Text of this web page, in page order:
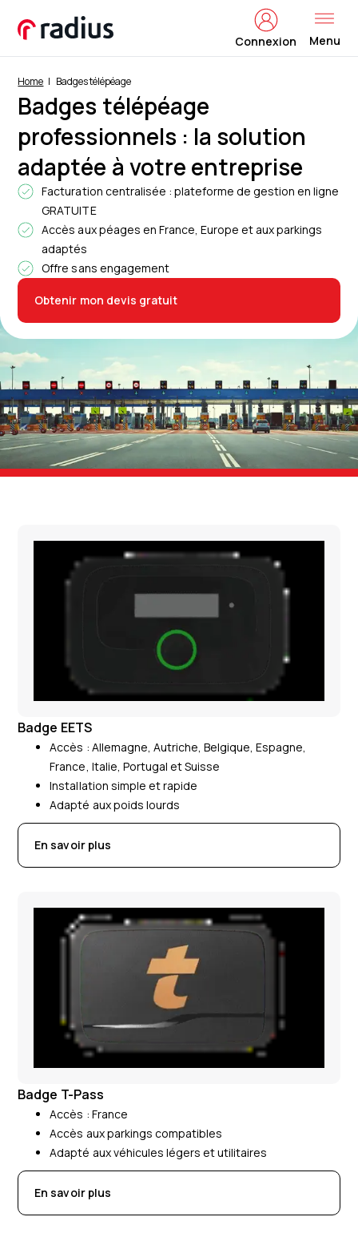
Connexion Menu
Home Badges télépéage
Badges télépéage
professionnels : la solution
adaptée à votre entreprise
Facturation centralisée : plateforme de gestion en ligne
GRATUITE
Accès aux péages en France, Europe et aux parkings
adaptés
Offre sans engagement
Obtenir mon devis gratuit
Badge EETS
Accès : Allemagne, Autriche, Belgique, Espagne,
France, Italie, Portugal et Suisse
Installation simple et rapide
Adapté aux poids lourds
En savoir plus
Badge T-Pass
Accès : France
Accès aux parkings compatibles
Adapté aux véhicules légers et utilitaires
En savoir plus